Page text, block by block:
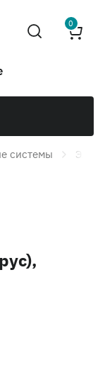
0
системы